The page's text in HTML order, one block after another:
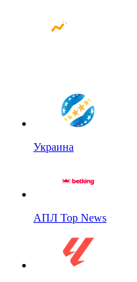
Украина
АПЛ Top News